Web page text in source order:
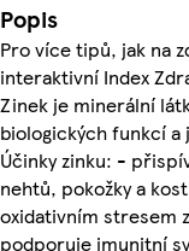
Popis
Pro více tipů, jak na
interaktivní Index
Zinek je minerální
biologických funkcí a
Účinky zinku: -
nehtů, pokožky a
oxidativním stresem
podporuje imunitní